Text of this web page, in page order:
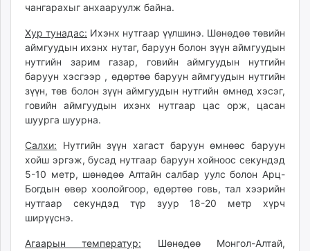
urlag.mn
unen.mn
asu.mn
shudarga.mn
shuurhai.mn
unuudur.mn
isee.mn
mglradio.com
fact.mn
itoim.mn
tumen.mn
shuum.mn
times.mn
чангарахыг анхааруулж байна.
Хур тунадас: Ихэнх нутгаар үүлшинэ. Шөнөдөө төвийн
аймгуудын ихэнх нутаг, баруун болон зүүн аймгуудын
нутгийн зарим газар, говийн аймгуудын нутгийн
баруун хэсгээр , өдөртөө баруун аймгуудын нутгийн
зүүн, төв болон зүүн аймгуудын нутгийн өмнөд хэсэг,
говийн аймгуудын ихэнх нутгаар цас орж, цасан
шуурга шуурна.
Салхи: Нутгийн зүүн хагаст баруун өмнөөс баруун
хойш эргэж, бусад нутгаар баруун хойноос секундэд
5-10 метр, шөнөдөө Алтайн салбар уулс болон Арц-
Богдын өвөр хоолойгоор, өдөртөө говь, тал хээрийн
нутгаар секундэд түр зуур 18-20 метр хүрч
ширүүснэ.
Агаарын температур: Шөнөдөө Монгол-Алтай,